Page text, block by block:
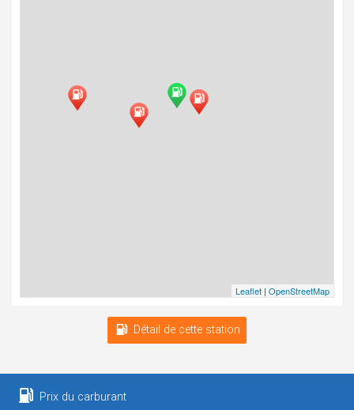
Leaflet | OpenStreetMap
Détail de cette station
Prix du carburant